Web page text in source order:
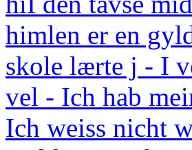
himlen er en
skole lærte j - I
vel - Ich hab
Ich weiss nicht